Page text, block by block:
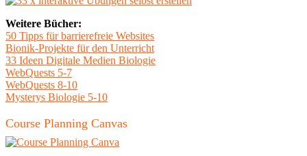
Weitere Bücher:
50 Tipps für barrierefreie Websites
Bionik-Projekte für den Unterricht
33 Ideen Digitale Medien Biologie
WebQuests 5-7
WebQuests 8-10
Mysterys Biologie 5-10
Course Planning Canvas